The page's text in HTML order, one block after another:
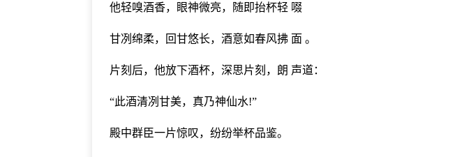
他轻嗅酒香，眼神微亮，随即抬杯轻 啜
甘冽绵柔，回甘悠长，酒意如春风拂 面 。
片刻后，他放下酒杯，深思片刻，朗 声道：
“此酒清冽甘美，真乃神仙水!”
殿中群臣一片惊叹，纷纷举杯品鉴。